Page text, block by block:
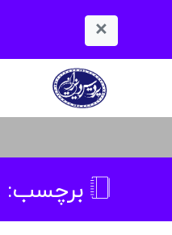
×
برچسب: